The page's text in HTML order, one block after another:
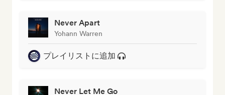
Never Apart
Yohann Warren
プレイリストに追加
Never Let Me Go